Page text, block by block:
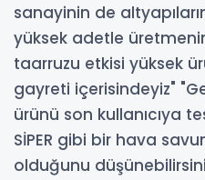
sanayinin de
yüksek adetle üretmenin,
taarruzu etkisi yüksek
gayreti içerisindeyiz"
ürünü son kullanıcıya
SİPER gibi bir hava
olduğunu